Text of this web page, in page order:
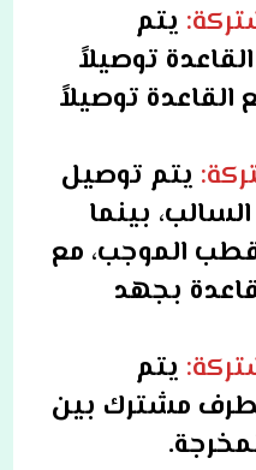
يتم
توصيلاً
القاعدة توصيلاً
يتم توصيل
بينما
الموجب، مع
بجهد
يتم
مشترك بين